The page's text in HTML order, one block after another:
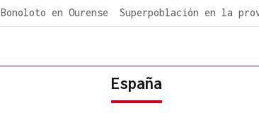
Bonoloto en Ourense Superpoblación en la
España